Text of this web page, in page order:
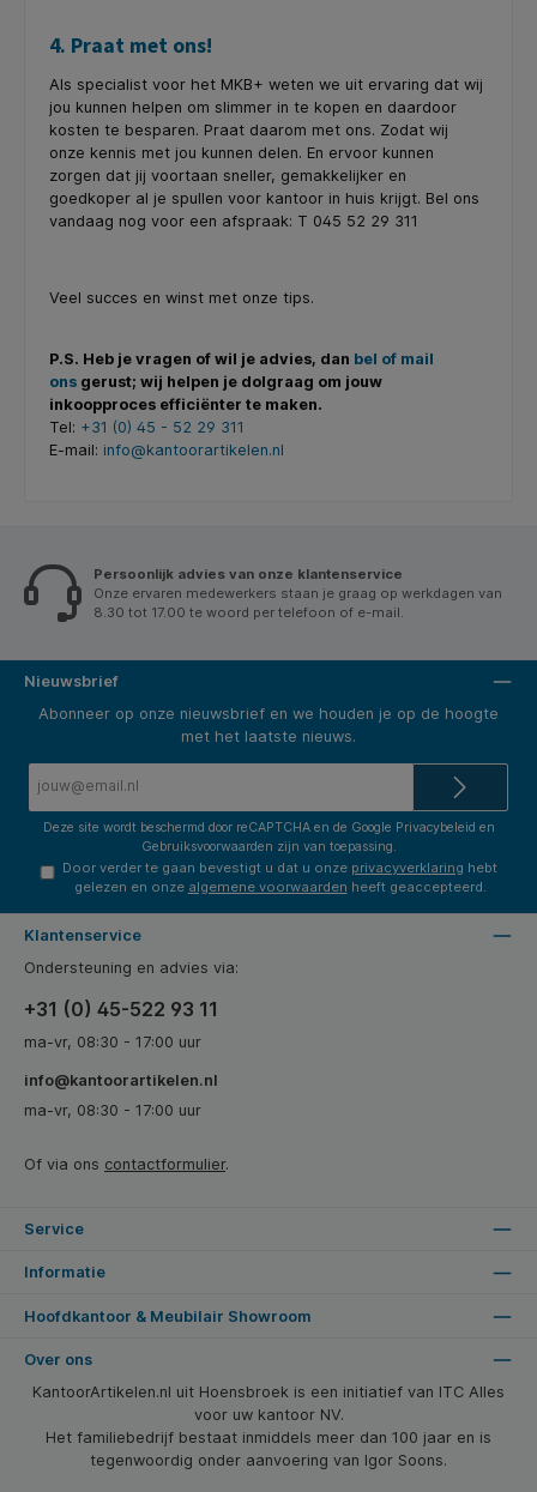
4. Praat met ons!
Als specialist voor het MKB+ weten we uit ervaring dat wij
jou kunnen helpen om slimmer in te kopen en daardoor
kosten te besparen. Praat daarom met ons. Zodat wij
onze kennis met jou kunnen delen. En ervoor kunnen
zorgen dat jij voortaan sneller, gemakkelijker en
goedkoper al je spullen voor kantoor in huis krijgt. Bel ons
vandaag nog voor een afspraak: T 045 52 29 311
Veel succes en winst met onze tips.
P.S. Heb je vragen of wil je advies, dan bel of mail
ons gerust; wij helpen je dolgraag om jouw
inkoopproces efficiënter te maken.
Tel: +31 (0) 45 - 52 29 311
E-mail: info@kantoorartikelen.nl
Persoonlijk advies van onze klantenservice
Onze ervaren medewerkers staan je graag op werkdagen van
8.30 tot 17.00 te woord per telefoon of e-mail.
Nieuwsbrief
Abonneer op onze nieuwsbrief en we houden je op de hoogte
met het laatste nieuws.
Deze site wordt beschermd door reCAPTCHA en de Google Privacybeleid en
Gebruiksvoorwaarden zijn van toepassing.
Door verder te gaan bevestigt u dat u onze privacyverklaring hebt
gelezen en onze algemene voorwaarden heeft geaccepteerd.
Klantenservice
Ondersteuning en advies via:
+31 (0) 45-522 93 11
ma-vr, 08:30 - 17:00 uur
info@kantoorartikelen.nl
ma-vr, 08:30 - 17:00 uur
Of via ons contactformulier.
Service
Informatie
Hoofdkantoor & Meubilair Showroom
Over ons
KantoorArtikelen.nl uit Hoensbroek is een initiatief van ITC Alles
voor uw kantoor NV.
Het familiebedrijf bestaat inmiddels meer dan 100 jaar en is
tegenwoordig onder aanvoering van Igor Soons.